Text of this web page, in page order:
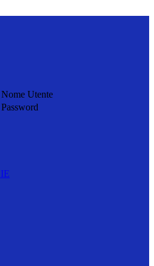
Nome Utente
Password